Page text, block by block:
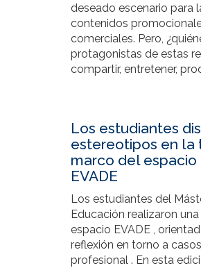
deseado escenario para
contenidos
comerciales. Pero,
protagonistas de estas
compartir, entretener,
Los estudiantes
estereotipos en la
marco del
EVADE
Los estudiantes del
Educación realizaron
espacio EVADE ,
reflexión en torno a
profesional . En esta